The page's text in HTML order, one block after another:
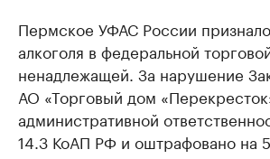
Пермское УФАС России
алкоголя в федеральной
ненадлежащей. За нарушение
АО «Торговый дом
административной
14.3 КоАП РФ и оштрафовано на